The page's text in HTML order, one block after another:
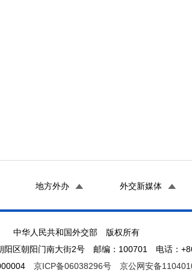
地方外办 外交新媒体
中华人民共和国外交部 版权所有
阳区朝阳门南大街2号 邮编：100701 电话：
京ICP备06038296号 京公网安备